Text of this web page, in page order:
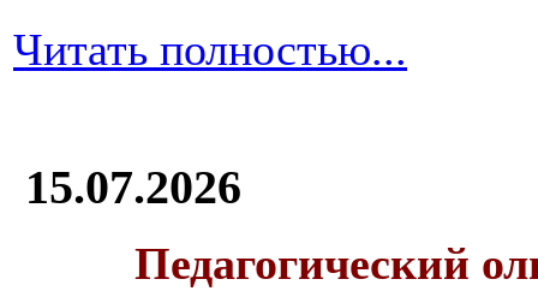
Читать полностью...
15.07.2026
Педагогический